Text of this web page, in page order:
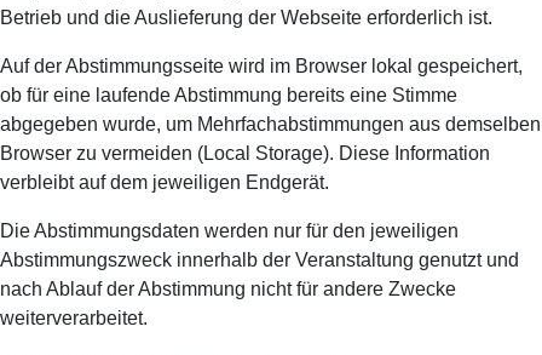
Betrieb und die Auslieferung der Webseite erforderlich ist.
Auf der Abstimmungsseite wird im Browser lokal gespeichert,
ob für eine laufende Abstimmung bereits eine Stimme
abgegeben wurde, um Mehrfachabstimmungen aus demselben
Browser zu vermeiden (Local Storage). Diese Information
verbleibt auf dem jeweiligen Endgerät.
Die Abstimmungsdaten werden nur für den jeweiligen
Abstimmungszweck innerhalb der Veranstaltung genutzt und
nach Ablauf der Abstimmung nicht für andere Zwecke
weiterverarbeitet.